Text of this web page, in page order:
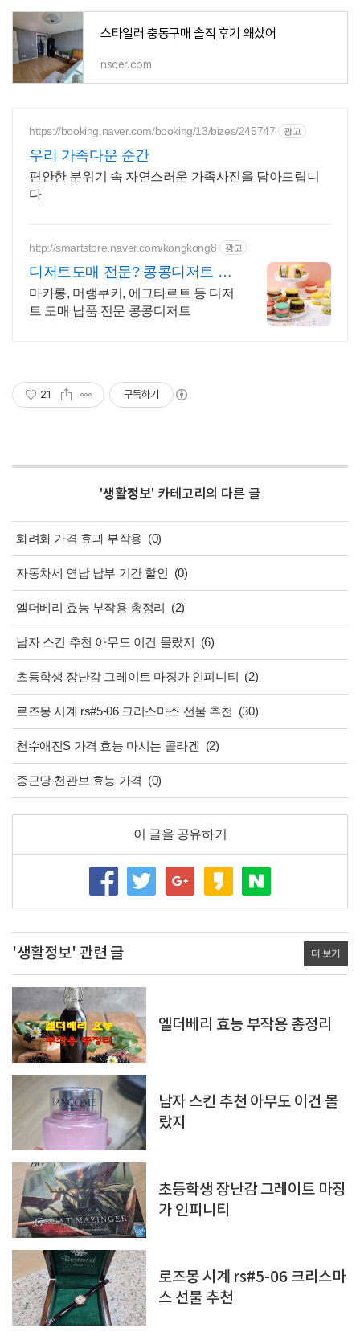
스타일러 충동구매 솔직 후기 왜샀어
nscer.com
https://booking.naver.com/booking/13/bizes/245747 광고
우리 가족다운 순간
편안한 분위기 속 자연스러운 가족사진을 담아드립니
다
http://smartstore.naver.com/kongkong8 광고
디저트도매 전문? 콩콩디저트 대
량 주문 및 도매 납품
마카롱, 머랭쿠키, 에그타르트 등 디저
트 도매 납품 전문 콩콩디저트
21 구독하기
'생활정보' 카테고리의 다른 글
화려화 가격 효과 부작용 (0)
자동차세 연납 납부 기간 할인 (0)
엘더베리 효능 부작용 총정리 (2)
남자 스킨 추천 아무도 이건 몰랐지 (6)
초등학생 장난감 그레이트 마징가 인피니티 (2)
로즈몽 시계 rs#5-06 크리스마스 선물 추천 (30)
천수애진S 가격 효능 마시는 콜라겐 (2)
종근당 천관보 효능 가격 (0)
이 글을 공유하기
'생활정보' 관련 글 더 보기
엘더베리 효능 부작용 총정리
남자 스킨 추천 아무도 이건 몰
랐지
초등학생 장난감 그레이트 마징
가 인피니티
로즈몽 시계 rs#5-06 크리스마
스 선물 추천